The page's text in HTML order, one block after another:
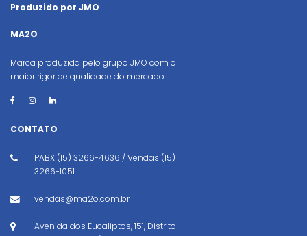
Produzido por JMO
MA2O
Marca produzida pelo grupo JMO com o
maior rigor de qualidade do mercado.
CONTATO
PABX (15) 3266-4636 / Vendas (15)
3266-1051
vendas@ma2o.com.br
Avenida dos Eucaliptos, 151, Distrito